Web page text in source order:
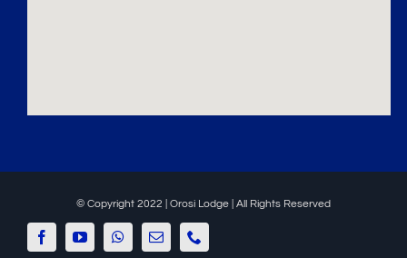
© Copyright 2022 | Orosi Lodge | All Rights Reserved